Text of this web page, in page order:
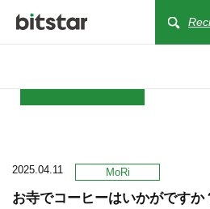
COMPANY
2025.04.11 MoRi
お寺でコーヒーはいかがですか